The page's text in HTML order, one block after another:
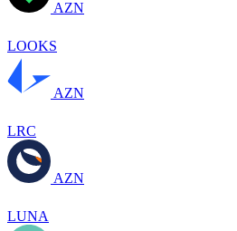
AZN
LOOKS
AZN
LRC
AZN
LUNA